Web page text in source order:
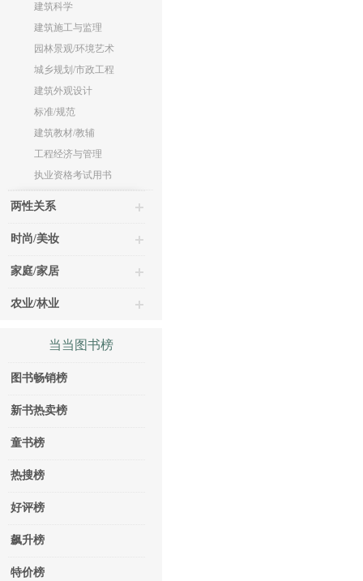
建筑科学
建筑施工与监理
园林景观/环境艺术
城乡规划/市政工程
建筑外观设计
标准/规范
建筑教材/教辅
工程经济与管理
执业资格考试用书
两性关系
时尚/美妆
家庭/家居
农业/林业
当当图书榜
图书畅销榜
新书热卖榜
童书榜
热搜榜
好评榜
飙升榜
特价榜